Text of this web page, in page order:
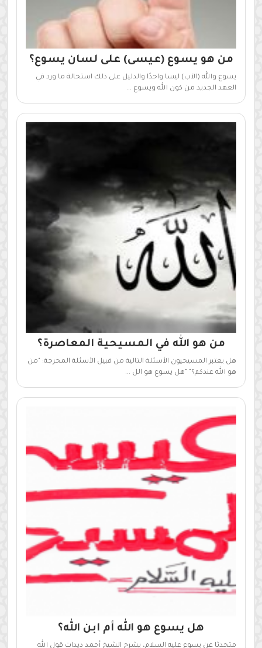
من هو يسوع (عيسى) على لسان يسوع؟
يسوع والله (الآب) ليسا واحدًا والدليل على ذلك استحالة ما ورد في
العهد الجديد من كون الله ويسوع ...
من هو الله في المسيحية المعاصرة؟
هل يعتبر المسيحيون الأسئلة التالية من قبيل الأسئلة المحرجة: "من
هو الله عندكم؟" "هل يسوع هو الل ...
هل يسوع هو الله أم ابن الله؟
متحدثا عن يسوع عليه السلام، يشرح الشيخ أحمد ديدات قول الله